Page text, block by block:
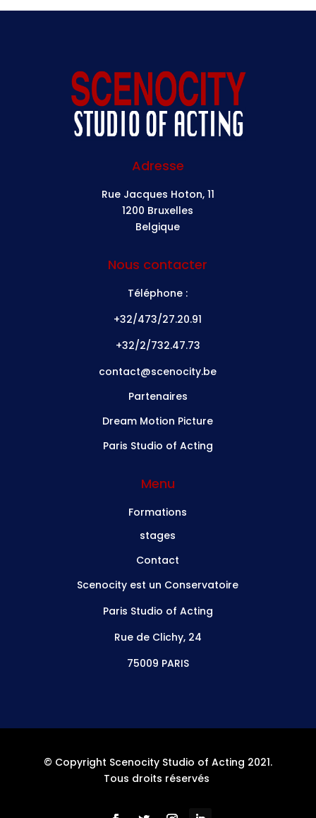
Adresse
Rue Jacques Hoton, 11
1200 Bruxelles
Belgique
Nous contacter
Téléphone :
+32/473/27.20.91
+32/2/732.47.73
contact@scenocity.be
Partenaires
Dream Motion Picture
Paris Studio of Acting
Menu
Formations
stages
Contact
Scenocity est un Conservatoire
Paris Studio of Acting
Rue de Clichy, 24
75009 PARIS
© Copyright Scenocity Studio of Acting 2021.
Tous droits réservés